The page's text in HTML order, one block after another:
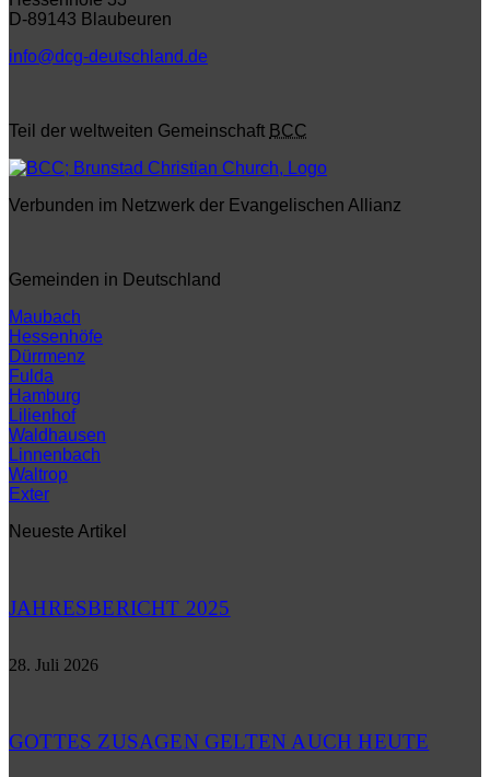
D-89143 Blaubeuren
info@dcg-deutschland.de
Teil der weltweiten Gemeinschaft BCC
Verbunden im Netzwerk der Evangelischen Allianz
Gemeinden in Deutschland
Maubach
Hessenhöfe
Dürrmenz
Fulda
Hamburg
Lilienhof
Waldhausen
Linnenbach
Waltrop
Exter
Neueste Artikel
JAHRESBERICHT 2025
28. Juli 2026
GOTTES ZUSAGEN GELTEN AUCH HEUTE